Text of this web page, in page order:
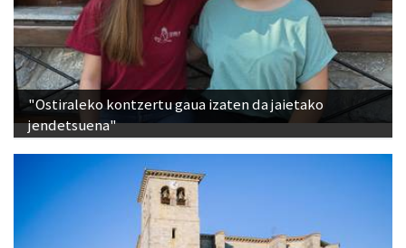
"Ostiraleko kontzertu gaua izaten da jaietako
jendetsuena"